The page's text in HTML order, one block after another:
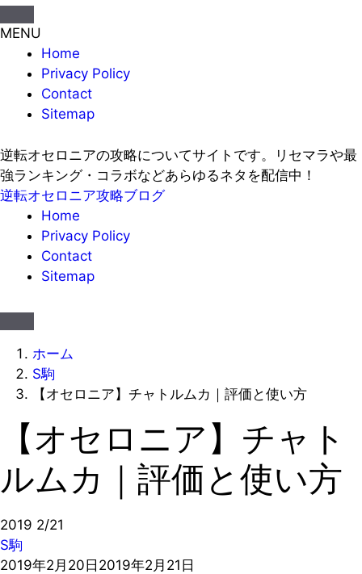
MENU
Home
Privacy Policy
Contact
Sitemap
逆転オセロニアの攻略についてサイトです。リセマラや最
強ランキング・コラボなどあらゆるネタを配信中！
逆転オセロニア攻略ブログ
Home
Privacy Policy
Contact
Sitemap
ホーム
S駒
【オセロニア】チャトルムカ｜評価と使い方
【オセロニア】チャト
ルムカ｜評価と使い方
2019 2/21
S駒
2019年2月20日 2019年2月21日